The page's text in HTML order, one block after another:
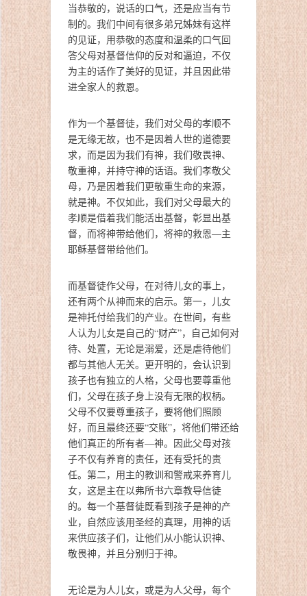
当恭敬的，说话的口气，还是应当有节
制的。我们中间有很多弟兄姊妹有这样
的见证，用恭敬的态度和温柔的口气回
答父母对基督信仰的反对和逼迫，不仅
为主的话作了美好的见证，并且因此带
进全家人的救恩。
作为一个基督徒，我们对父母的孝顺不
是无缘无故，也不是因着人世的道德要
求，而是因为我们有神，我们敬畏神、
敬重神，并持守神的话语。我们孝敬父
母，乃是因着我们更敬重生命的来源，
就是神。不仅如此，我们对父母最大的
孝顺是借着我们能活出基督，彰显出基
督，而将神带给他们，将神的救恩—主
耶稣基督带给他们。
而基督徒作父母，在对待儿女的事上，
还有两个从神而来的启示。第一，儿女
是神托付给我们的产业。在世间，有些
人认为儿女是自己的“财产”，自己如何对
待、处置，无论是溺爱，还是虐待他们
都与其他人无关。更开明的，会认识到
孩子也有独立的人格，父母也要尊重他
们，父母在孩子身上没有无限的权柄。
父母不仅要尊重孩子，要将他们照顾
好，而且最终还要“交账”，将他们带还给
他们真正的所有者—神。因此父母对孩
子不仅有养育的责任，还有受托的责
任。第二，用主的教训和警戒来养育儿
女，这是主在以弗所书六章教导信徒
的。每一个基督徒既看到孩子是神的产
业，自然应该用圣经的真理，用神的话
来供应孩子们，让他们从小能认识神、
敬畏神，并且分别归于神。
无论是为人儿女，或是为人父母，每个